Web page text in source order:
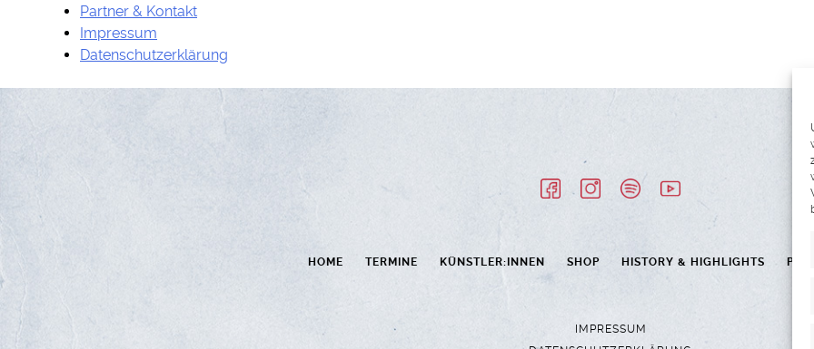
Partner & Kontakt
Impressum
Datenschutzerklärung
HOME TERMINE KÜNSTLER:INNEN SHOP HISTORY & HIGHLIGHTS
IMPRESSUM